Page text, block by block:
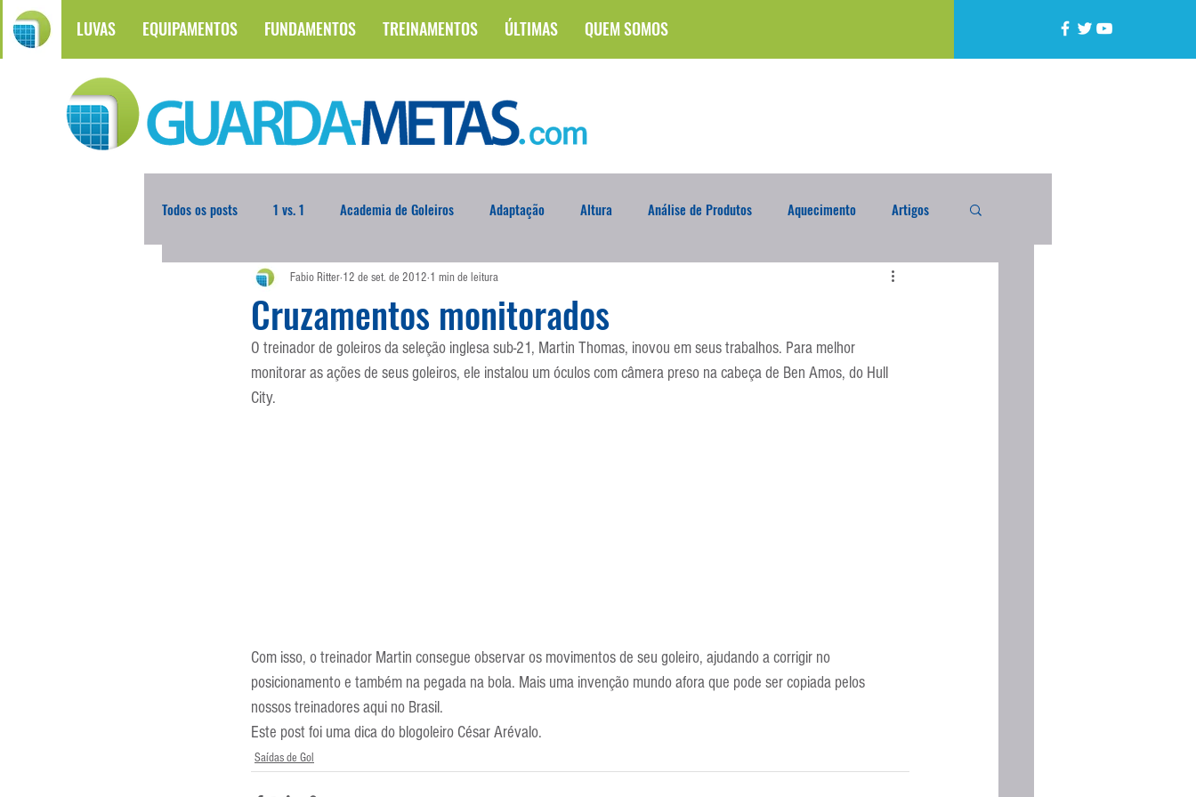
LUVAS EQUIPAMENTOS FUNDAMENTOS TREINAMENTOS ÚLTIMAS QUEM SOMOS
Todos os posts 1 vs. 1 Academia de Goleiros Adaptação Altura Análise de Produtos Aquecimento Artigos
Atualidades Blogoleiro da Semana Brasileirão Compra Exterior
Comunicação Copa do Mundo Curso Defesa da Semana Deslocamento DVD Encaixada
Cruzamentos monitorados
Fabio Ritter 12 de set. de 2012 1 min de leitura
O treinador de goleiros da seleção inglesa sub-21, Martin Thomas, inovou em seus trabalhos. Para melhor
monitorar as ações de seus goleiros, ele instalou um óculos com câmera preso na cabeça de Ben Amos, do Hull
City.
Com isso, o treinador Martin consegue observar os movimentos de seu goleiro, ajudando a corrigir no
posicionamento e também na pegada na bola. Mais uma invenção mundo afora que pode ser copiada pelos
nossos treinadores aqui no Brasil.
Este post foi uma dica do blogoleiro César Arévalo.
Saídas de Gol